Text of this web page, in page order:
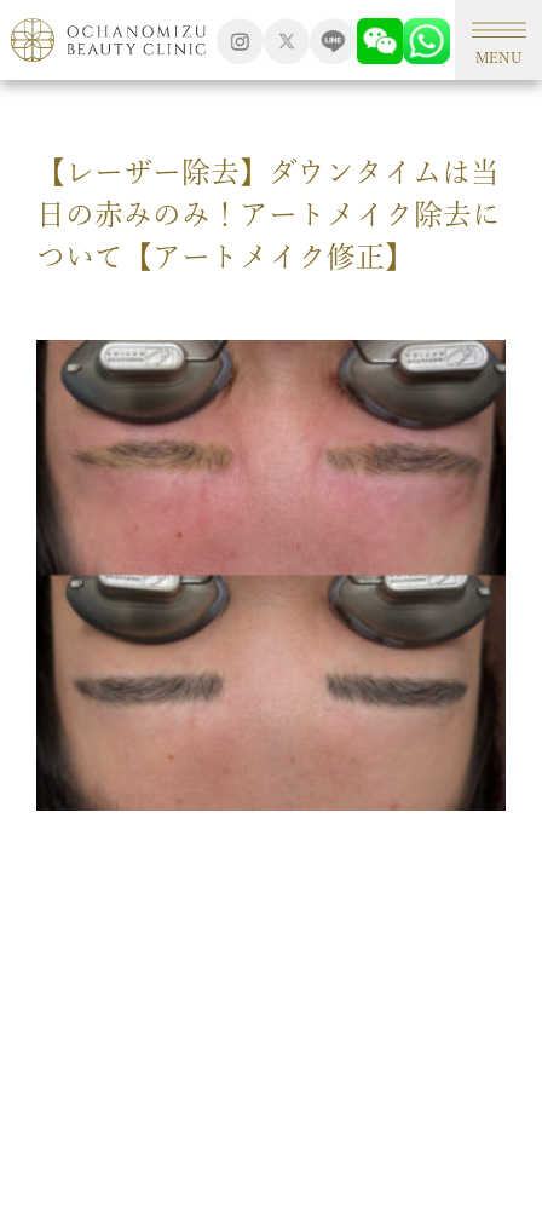
MENU
TOP アートメイク
【レーザー除去】ダウンタイムは当
日の赤みのみ！アートメイク除去に
ついて【アートメイク修正】